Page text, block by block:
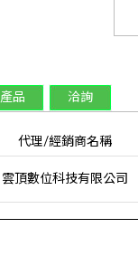
產品 洽詢
代理/經銷商名稱
雲頂數位科技有限公司